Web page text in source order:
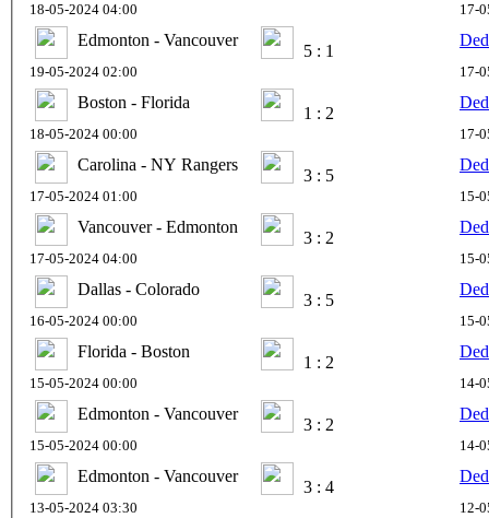
18-05-2024 04:00 17-
Edmonton - Vancouver
5 : 1
19-05-2024 02:00 17-
Boston - Florida
1 : 2
18-05-2024 00:00 17-
Carolina - NY Rangers
3 : 5
17-05-2024 01:00 15-
Vancouver - Edmonton
3 : 2
17-05-2024 04:00 15-
Dallas - Colorado
3 : 5
16-05-2024 00:00 15-
Florida - Boston
1 : 2
15-05-2024 00:00 14-
Edmonton - Vancouver
3 : 2
15-05-2024 00:00 14-
Edmonton - Vancouver
3 : 4
13-05-2024 03:30 12-